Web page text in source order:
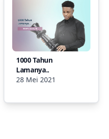
1000 Tahun
Lamanya..
28 Mei 2021